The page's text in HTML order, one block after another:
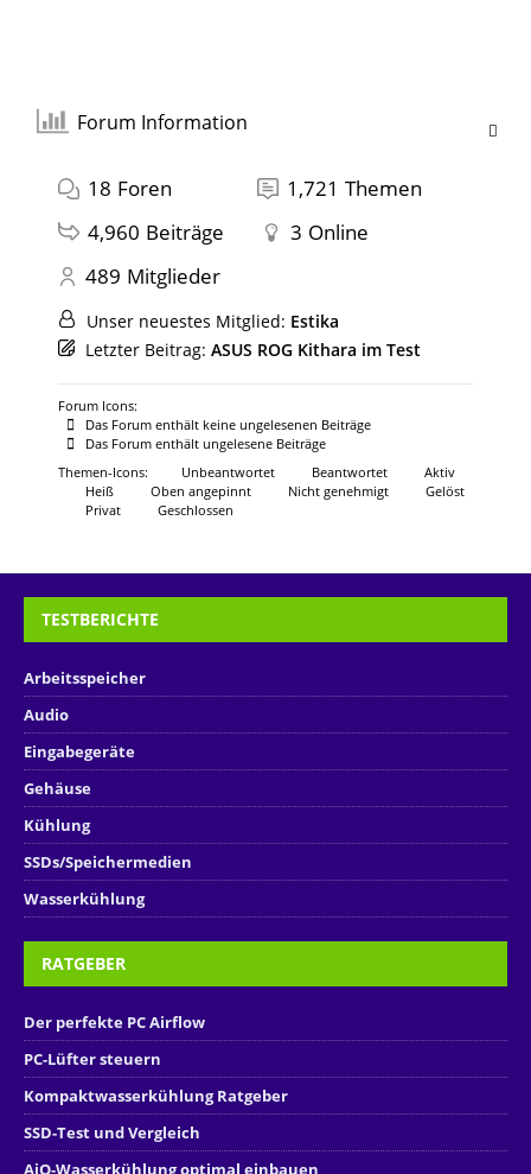
Forum Information
18 Foren 1,721 Themen
4,960 Beiträge 3 Online
489 Mitglieder
Unser neuestes Mitglied: Estika
Letzter Beitrag: ASUS ROG Kithara im Test
Forum Icons:
Das Forum enthält keine ungelesenen Beiträge
Das Forum enthält ungelesene Beiträge
Themen-Icons:
Unbeantwortet Beantwortet
Aktiv
Heiß
Oben angepinnt Nicht genehmigt
Gelöst
Privat
Geschlossen
TESTBERICHTE
Arbeitsspeicher
Audio
Eingabegeräte
Gehäuse
Kühlung
SSDs/Speichermedien
Wasserkühlung
RATGEBER
Der perfekte PC Airflow
PC-Lüfter steuern
Kompaktwasserkühlung Ratgeber
SSD-Test und Vergleich
AiO-Wasserkühlung optimal einbauen